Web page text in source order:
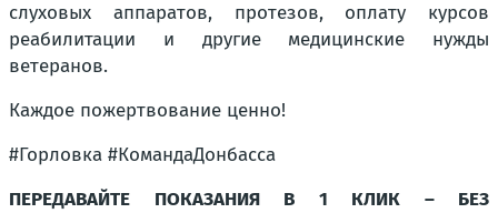
слуховых аппаратов, протезов, оплату курсов
реабилитации и другие медицинские нужды
ветеранов.
Каждое пожертвование ценно!
#Горловка #КомандаДонбасса
ПЕРЕДАВАЙТЕ ПОКАЗАНИЯ В 1 КЛИК – БЕЗ